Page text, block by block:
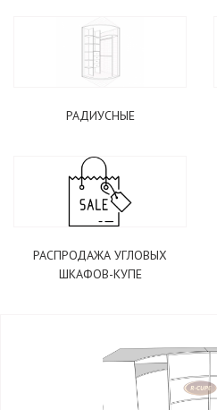
РАДИУСНЫЕ
РАСПРОДАЖА УГЛОВЫХ
ШКАФОВ-КУПЕ